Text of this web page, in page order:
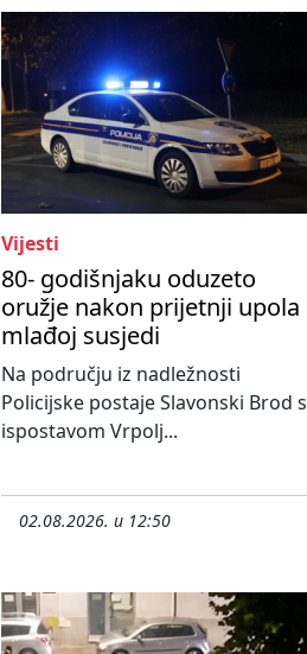
Vijesti
80- godišnjaku oduzeto
oružje nakon prijetnji upola
mlađoj susjedi
Na području iz nadležnosti
Policijske postaje Slavonski Brod s
ispostavom Vrpolj...
02.08.2026. u 12:50